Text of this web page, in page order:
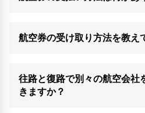
航空券の受け取り方法を教え
往路と復路で別々の航空会社
きますか？